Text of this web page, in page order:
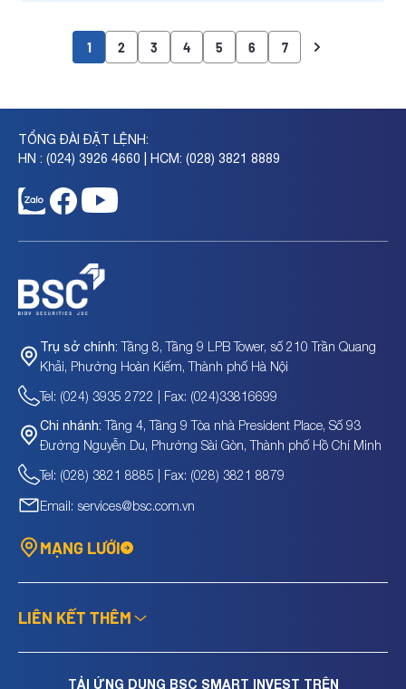
1 2 3 4 5 6 7
TỔNG ĐÀI ĐẶT LỆNH:
HN : (024) 3926 4660 | HCM: (028) 3821 8889
Trụ sở chính: Tầng 8, Tầng 9 LPB Tower, số 210 Trần Quang
Khải, Phường Hoàn Kiếm, Thành phố Hà Nội
Tel: (024) 3935 2722 | Fax: (024)33816699
Chi nhánh: Tầng 4, Tầng 9 Tòa nhà President Place, Số 93
Đường Nguyễn Du, Phường Sài Gòn, Thành phố Hồ Chí Minh
Tel: (028) 3821 8885 | Fax: (028) 3821 8879
Email: services@bsc.com.vn
MẠNG LƯỚI
LIÊN KẾT THÊM
TẢI ỨNG DỤNG BSC SMART INVEST TRÊN